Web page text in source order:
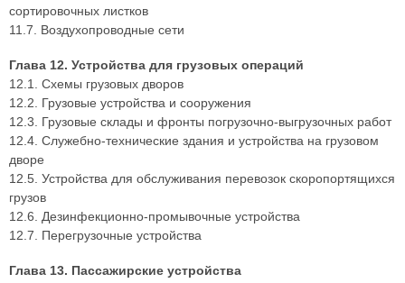
сортировочных листков
11.7. Воздухопроводные сети
Глава 12. Устройства для грузовых операций
12.1. Схемы грузовых дворов
12.2. Грузовые устройства и сооружения
12.3. Грузовые склады и фронты погрузочно-выгрузочных работ
12.4. Служебно-технические здания и устройства на грузовом
дворе
12.5. Устройства для обслуживания перевозок скоропортящихся
грузов
12.6. Дезинфекционно-промывочные устройства
12.7. Перегрузочные устройства
Глава 13. Пассажирские устройства